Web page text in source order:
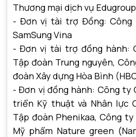
Thương mại dịch vụ
- Đơn vị tài trợ Đồng: Công
SamSung Vina
- Đơn vị tài trợ đồng hành:
Tập đoàn Trung nguyên,
đoàn Xây dựng Hòa Bình
- Đơn vị đồng hành: Công ty
triển Kỹ thuật và Nhân lực
Tập đoàn Phenikaa, Công
Mỹ phẩm Nature green